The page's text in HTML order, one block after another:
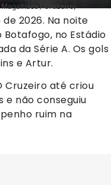
/ Cruzeiro)
2026. Na noite
no Estádio
da Série A. Os gols
e Artur.
Cruzeiro até criou
e não conseguiu
ruim na